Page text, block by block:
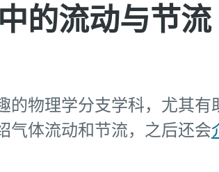
的流动与节流
的物理学分支学科，尤其有
气体流动和节流，之后还会